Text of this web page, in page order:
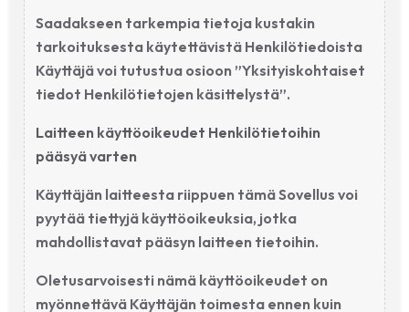
Saadakseen tarkempia tietoja kustakin
tarkoituksesta käytettävistä Henkilötiedoista
Käyttäjä voi tutustua osioon ”Yksityiskohtaiset
tiedot Henkilötietojen käsittelystä”.
Laitteen käyttöoikeudet Henkilötietoihin
pääsyä varten
Käyttäjän laitteesta riippuen tämä Sovellus voi
pyytää tiettyjä käyttöoikeuksia, jotka
mahdollistavat pääsyn laitteen tietoihin.
Oletusarvoisesti nämä käyttöoikeudet on
myönnettävä Käyttäjän toimesta ennen kuin